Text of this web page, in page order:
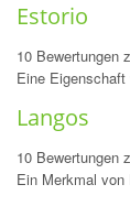
Estorio
10 Bewertungen
Eine
Langos
10 Bewertungen
Ein Merkmal